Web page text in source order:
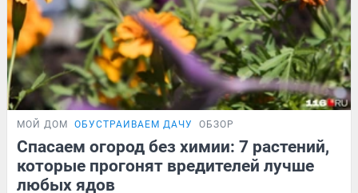
МОЙ ДОМ ОБУСТРАИВАЕМ ДАЧУ ОБЗОР
Спасаем огород без химии: 7 растений,
которые прогонят вредителей лучше
любых ядов